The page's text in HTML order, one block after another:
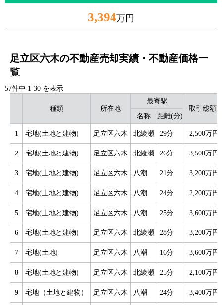
3,394万円
足立区六木の不動産売却実績・不動産価格一
覧
57件中 1-30 を表示
種類 所在地
最寄駅
取引総額
名称
距離(分)
1 宅地(土地と建物) 足立区六木 北綾瀬 29分 2,500万円
2 宅地(土地と建物) 足立区六木 北綾瀬 26分 3,500万円
3 宅地(土地と建物) 足立区六木 八潮 21分 3,200万円
4 宅地(土地と建物) 足立区六木 八潮 24分 2,200万円
5 宅地(土地と建物) 足立区六木 八潮 25分 3,600万円
6 宅地(土地と建物) 足立区六木 北綾瀬 28分 3,200万円
7 宅地(土地) 足立区六木 八潮 16分 3,600万円
8 宅地(土地と建物) 足立区六木 北綾瀬 25分 2,100万円
9 宅地（土地と建物） 足立区六木 八潮 24分 3,400万円